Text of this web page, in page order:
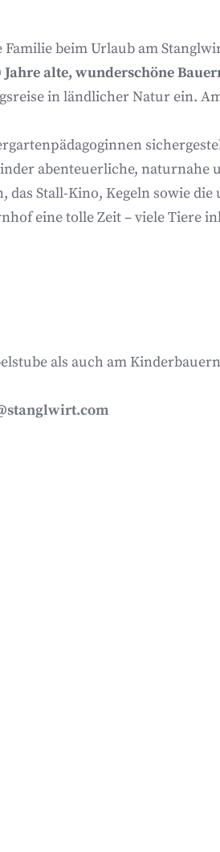
beim Urlaub am
Jahre alte, wunderschöne
in ländlicher Natur ein.
abenteuerliche, naturnahe
Stall-Kino, Kegeln sowie
eine tolle Zeit – viele Tiere
als auch am